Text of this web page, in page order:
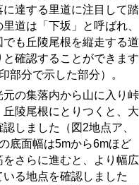
に達する里道に注目して踏
道は「下坂」と呼ばれ、
も丘陵尾根を縦走する道
確認することができます
部分で示した部分）。
の集落内から山に入り峠
丘陵尾根にとりつくと、大
しました（図2地点ア、
底面幅は5mから6mほど
をさらに進むと、より幅広
る地点を確認しました